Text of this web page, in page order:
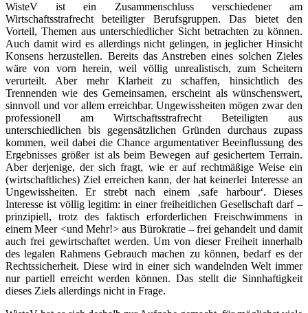
WisteV ist ein Zusammenschluss verschiedener am
Wirtschaftsstrafrecht beteiligter Berufsgruppen. Das bietet den
Vorteil, Themen aus unterschiedlicher Sicht betrachten zu können.
Auch damit wird es allerdings nicht gelingen, in jeglicher Hinsicht
Konsens herzustellen. Bereits das Anstreben eines solchen Zieles
wäre von vorn herein, weil völlig unrealistisch, zum Scheitern
verurteilt. Aber mehr Klarheit zu schaffen, hinsichtlich des
Trennenden wie des Gemeinsamen, erscheint als wünschenswert,
sinnvoll und vor allem erreichbar. Ungewissheiten mögen zwar den
professionell am Wirtschaftsstrafrecht Beteiligten aus
unterschiedlichen bis gegensätzlichen Gründen durchaus zupass
kommen, weil dabei die Chance argumentativer Beeinflussung des
Ergebnisses größer ist als beim Bewegen auf gesichertem Terrain.
Aber derjenige, der sich fragt, wie er auf rechtmäßige Weise ein
(wirtschaftliches) Ziel erreichen kann, der hat keinerlei Interesse an
Ungewissheiten. Er strebt nach einem ‚safe harbour‘. Dieses
Interesse ist völlig legitim: in einer freiheitlichen Gesellschaft darf –
prinzipiell, trotz des faktisch erforderlichen Freischwimmens in
einem Meer <und Mehr!> aus Bürokratie – frei gehandelt und damit
auch frei gewirtschaftet werden. Um von dieser Freiheit innerhalb
des legalen Rahmens Gebrauch machen zu können, bedarf es der
Rechtssicherheit. Diese wird in einer sich wandelnden Welt immer
nur partiell erreicht werden können. Das stellt die Sinnhaftigkeit
dieses Ziels allerdings nicht in Frage.